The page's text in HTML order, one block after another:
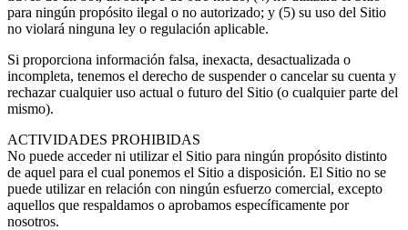
para ningún propósito ilegal o no autorizado; y (5) su uso del Sitio
no violará ninguna ley o regulación aplicable.
Si proporciona información falsa, inexacta, desactualizada o
incompleta, tenemos el derecho de suspender o cancelar su cuenta y
rechazar cualquier uso actual o futuro del Sitio (o cualquier parte del
mismo).
ACTIVIDADES PROHIBIDAS
No puede acceder ni utilizar el Sitio para ningún propósito distinto
de aquel para el cual ponemos el Sitio a disposición. El Sitio no se
puede utilizar en relación con ningún esfuerzo comercial, excepto
aquellos que respaldamos o aprobamos específicamente por
nosotros.